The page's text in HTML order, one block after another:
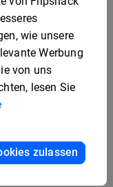
and easy-to-
the user
wie unsere
Werbung
von uns
lesen Sie
zulassen